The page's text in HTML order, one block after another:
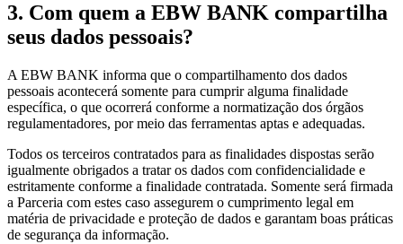
3. Com quem a EBW BANK compartilha
seus dados pessoais?
A EBW BANK informa que o compartilhamento dos dados
pessoais acontecerá somente para cumprir alguma finalidade
específica, o que ocorrerá conforme a normatização dos órgãos
regulamentadores, por meio das ferramentas aptas e adequadas.
Todos os terceiros contratados para as finalidades dispostas serão
igualmente obrigados a tratar os dados com confidencialidade e
estritamente conforme a finalidade contratada. Somente será firmada
a Parceria com estes caso assegurem o cumprimento legal em
matéria de privacidade e proteção de dados e garantam boas práticas
de segurança da informação.